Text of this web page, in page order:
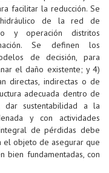
facilitar la reducción. Se
de la red de
y operación distritos
Se definen los
de decisión, para
el daño existente; y 4)
directas, indirectas o de
adecuada dentro de
sustentabilidad a la
y con actividades
de pérdidas debe
el objeto de asegurar que
bien fundamentadas, con